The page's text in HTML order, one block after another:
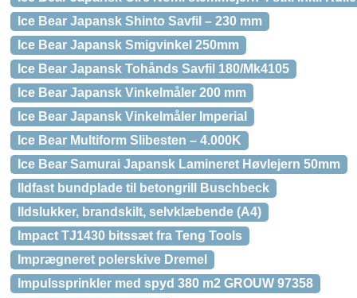
Ice Bear Japansk Shinto Savfil – 230 mm
Ice Bear Japansk Smigvinkel 250mm
Ice Bear Japansk Tohånds Savfil 180/Mk4105
Ice Bear Japansk Vinkelmåler 200 mm
Ice Bear Japansk Vinkelmåler Imperial
Ice Bear Multiform Slibesten – 4.000K
Ice Bear Samurai Japansk Lamineret Høvlejern 50mm
Ildfast bundplade til betongrill Buschbeck
Ildslukker, brandskilt, selvklæbende (A4)
Impact TJ1430 bitssæt fra Teng Tools
Imprægneret polerskive Dremel
Impulssprinkler med spyd 380 m2 GROUW 97358